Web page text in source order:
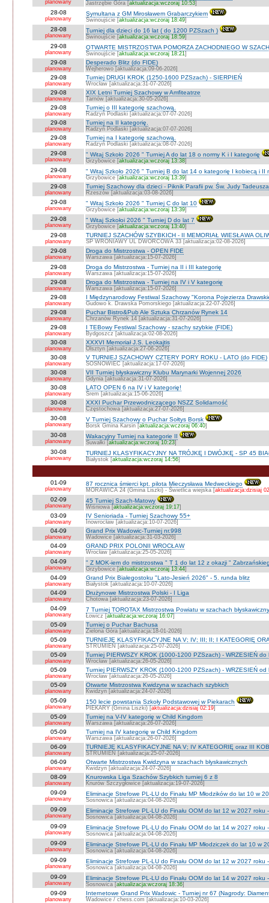
planowany Jastrzębie Góra [aktualizacja:wczoraj 10:53]
28-08
planowany
Symultana z GM Mirosławem Grabarczykiem
Świnoujście [aktualizacja:wczoraj 18:49]
28-08
planowany
Turniej dla dzieci do 16 lat ( do 1200 PZSzach )
Świnoujście [aktualizacja:wczoraj 18:59]
29-08
planowany
OTWARTE MISTRZOSTWA POMORZA ZACHODNIEGO W
Świnoujście [aktualizacja:wczoraj 18:21]
29-08
planowany
Desperado Blitz (do FIDE)
Wejherowo [aktualizacja:09-06-2026]
29-08
planowany
Turniej DRUGI KROK (1250-1600 PZSzach) - SIERPIEŃ
Wrocław [aktualizacja:31-07-2026]
29-08
planowany
XIX Letni Turniej Szachowy w Amfiteatrze
Tarnów [aktualizacja:30-05-2026]
29-08
planowany
Turniej o III kategorię szachową.
Radzyń Podlaski [aktualizacja:07-07-2026]
29-08
planowany
Turniej na II kategorię.
Radzyń Podlaski [aktualizacja:07-07-2026]
29-08
planowany
Turniej na I kategorię szachową.
Radzyń Podlaski [aktualizacja:08-07-2026]
29-08
planowany
" Witaj Szkoło 2026 " Turniej A do lat 18 o normy K i I kategorię
Grzybowice [aktualizacja:wczoraj 13:38]
29-08
planowany
" Witaj Szkoło 2026 " Turniej B do lat 14 o kategorię I kobiecą i II
Grzybowice [aktualizacja:wczoraj 13:39]
29-08
planowany
Turniej Szachowy dla dzieci - Piknik Parafii pw. Św. Judy
Rzeszów [aktualizacja:03-08-2026]
29-08
planowany
" Witaj Szkoło 2026 " Turniej C do lat 10
Grzybowice [aktualizacja:wczoraj 13:39]
29-08
planowany
" Witaj Szkołoi 2026 " Turniej D do lat 7
Grzybowice [aktualizacja:wczoraj 13:40]
29-08
planowany
TURNIEJ SZACHÓW SZYBKICH - II MEMORIAŁ WIESŁAWA
SP WRONIAWY UL DWORCOWA 33 [aktualizacja:02-08-2026]
29-08
planowany
Droga do Mistrzostwa - OPEN FIDE
Warszawa [aktualizacja:15-07-2026]
29-08
planowany
Droga do Mistrzostwa - Turniej na II i III kategorię
Warszawa [aktualizacja:15-07-2026]
29-08
planowany
Droga do Mistrzostwa - Turniej na IV i V kategorię
Warszawa [aktualizacja:15-07-2026]
29-08
planowany
I Międzynarodowy Festiwal Szachowy "Korona Pojezierza
Gudowo k. Drawska Pomorskiego [aktualizacja:22-07-2026]
29-08
planowany
Puchar Bistro&Pub Ale Sztuka Chrzanów Rynek 14
Chrzanów Rynek 14 [aktualizacja:31-07-2026]
29-08
planowany
I TEBowy Festiwal Szachowy - szachy szybkie (FIDE)
Bydgoszcz [aktualizacja:02-08-2026]
30-08
planowany
XXXVI Memoriał J.S. Leokajtis
Olsztyn [aktualizacja:27-06-2026]
30-08
planowany
V TURNIEJ SZACHOWY CZTERY PORY ROKU - LATO (do FIDE)
SOSNOWIEC [aktualizacja:17-07-2026]
30-08
planowany
VII Turniej błyskawiczny Klubu Marynarki Wojennej 2026
Gdynia [aktualizacja:31-07-2026]
30-08
planowany
LATO OPEN 6 na IV i V kategorię!
Śrem [aktualizacja:15-06-2026]
30-08
planowany
XXXI Puchar Przewodniczącego NSZZ Solidarność
Częstochowa [aktualizacja:27-07-2026]
30-08
planowany
V Turniej Szachowy o Puchar Sołtys Borsk
Borsk Gmina Karsin [aktualizacja:wczoraj 06:40]
30-08
planowany
Wakacyjny Turniej na kategorie II
Suwałki [aktualizacja:wczoraj 10:23]
30-08
planowany
TURNIEJ KLASYFIKACYJNY NA TRÓJKĘ I DWÓJKĘ - SP 45
Białystok [aktualizacja:wczoraj 14:56]
01-09
planowany
87 rocznica śmierci kpt. pilota Mieczysława Medweckiego
MORAWICA 24 (Gmina Liszki) - Świetlica wiejska [aktualizacja:dzisiaj
02-09
planowany
45 Turniej Szach-Matowy
Wiśniowa [aktualizacja:wczoraj 19:17]
03-09
planowany
IV Senioriada - Turniej Szachowy 55+
Inowrocław [aktualizacja:10-07-2026]
04-09
planowany
Grand Prix Wadowic-Turniej nr.998
Wadowice [aktualizacja:31-03-2026]
04-09
planowany
GRAND PRIX POLONII WROCŁAW
Wrocław [aktualizacja:25-05-2026]
04-09
planowany
" Z MOK-iem do mistrzostwa " T 1 do lat 12 z okazji "
Grzybowice [aktualizacja:wczoraj 13:44]
04-09
planowany
Grand Prix Białegostoku "Lato-Jesień 2026" - 5. runda blitz
Białystok [aktualizacja:10-07-2026]
04-09
planowany
Drużynowe Mistrzostwa Polski - I Liga
Chotowa [aktualizacja:23-07-2026]
04-09
planowany
7 Turniej TOROTAX Mistrzostwa Powiatu w szachach
Łowicz [aktualizacja:wczoraj 16:07]
05-09
planowany
Turniej o Puchar Bachusa
Zielona Góra [aktualizacja:18-01-2026]
05-09
planowany
TURNIEJE KLASYFIKACYJNE NA V; IV; III; II; I KATEGORIĘ
STRUMIEŃ [aktualizacja:25-07-2026]
05-09
planowany
Turniej PIERWSZY KROK (1000-1200 PZSzach) - WRZESIEŃ do
Wrocław [aktualizacja:26-05-2026]
05-09
planowany
Turniej PIERWSZY KROK (1000-1200 PZSzach) - WRZESIEŃ od
Wrocław [aktualizacja:26-05-2026]
05-09
planowany
Otwarte Mistrzostwa Kwidzyna w szachach szybkich
Kwidzyn [aktualizacja:24-07-2026]
05-09
planowany
150 lecie powstania Szkoły Podstawowej w Piekarach
PIEKARY (Gmina Liszki) [aktualizacja:dzisiaj 02:19]
05-09
planowany
Turniej na V-IV kategorię w Child Kingdom
Warszawa [aktualizacja:26-07-2026]
05-09
planowany
Turniej na IV kategorię w Child Kingdom
Warszawa [aktualizacja:26-07-2026]
06-09
planowany
TURNIEJE KLASYFIKACYJNE NA V; IV KATEGORIĘ oraz III
STRUMIEŃ [aktualizacja:25-07-2026]
06-09
planowany
Otwarte Mistrzostwa Kwidzyna w szachach błyskawicznych
Kwidzyn [aktualizacja:24-07-2026]
08-09
planowany
Knurowska Liga Szachów Szybkich turniej 6 z 8
Knurów Szczygłowice [aktualizacja:19-07-2026]
09-09
planowany
Eliminacje Strefowe PL-LU do Finału MP Młodzików do lat 10 w
Sosnowica [aktualizacja:04-08-2026]
09-09
planowany
Eliminacje Strefowe PL-LU do Finału OOM do lat 12 w 2027 roku
Sosnowica [aktualizacja:04-08-2026]
09-09
planowany
Eliminacje Strefowe PL-LU do Finału OOM do lat 14 w 2027 roku
Sosnowica [aktualizacja:04-08-2026]
09-09
planowany
Eliminacje Strefowe PL-LU do Finału MP Młodziczek do lat 10 w
Sosnowica [aktualizacja:04-08-2026]
09-09
planowany
Eliminacje Strefowe PL-LU do Finału OOM do lat 12 w 2027 roku
Sosnowica [aktualizacja:04-08-2026]
09-09
planowany
Eliminacje Strefowe PL-LU do Finału OOM do lat 14 w 2027 roku
Sosnowica [aktualizacja:wczoraj 18:36]
09-09
planowany
Internetowe Grand Prix Wadowic - Turniej nr 67 (Nagrody:
Wadowice / chess.com [aktualizacja:10-03-2026]